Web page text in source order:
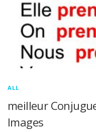
ALL
meilleur
Images